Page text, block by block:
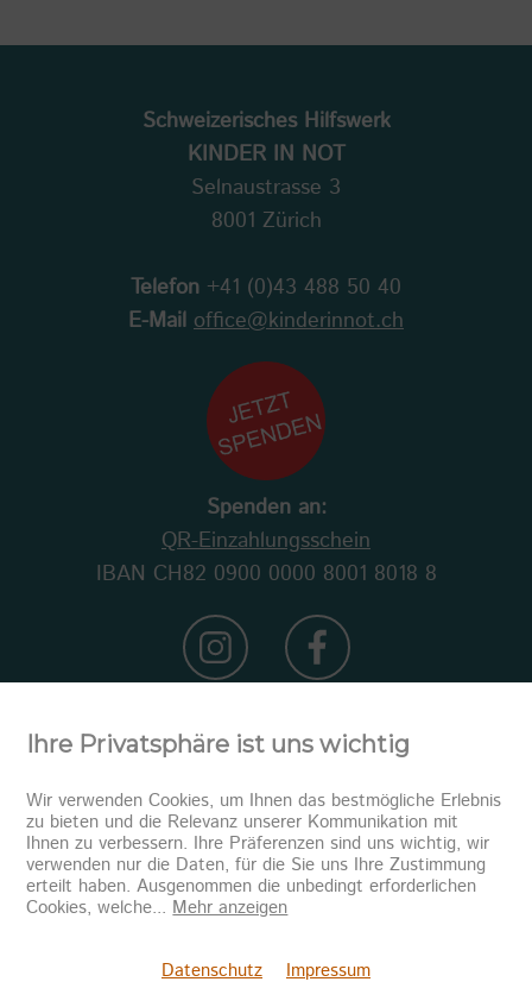
Schweizerisches Hilfswerk
KINDER IN NOT
Selnaustrasse 3
8001 Zürich
Telefon +41 (0)43 488 50 40
E-Mail office@kinderinnot.ch
Spenden an:
QR-Einzahlungsschein
IBAN CH82 0900 0000 8001 8018 8
Newsletter abonnieren
Ihre Privatsphäre ist uns wichtig
Wir verwenden Cookies, um Ihnen das bestmögliche Erlebnis
zu bieten und die Relevanz unserer Kommunikation mit
Ihnen zu verbessern. Ihre Präferenzen sind uns wichtig, wir
verwenden nur die Daten, für die Sie uns Ihre Zustimmung
erteilt haben. Ausgenommen die unbedingt erforderlichen
Cookies, welche... Mehr anzeigen
Datenschutz Impressum